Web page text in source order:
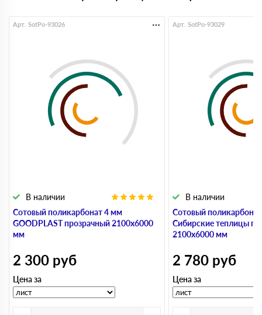
Сотовый поликарбонат 4 мм
GOODPLAST прозрачный 2100х6000
мм
В наличии
Арт. SotPo-93026
2 300 руб
Цена за
Сотовый
Сибирские теплицы
2100х6000 мм
В наличии
Арт. SotPo-93029
2 780 руб
Цена за